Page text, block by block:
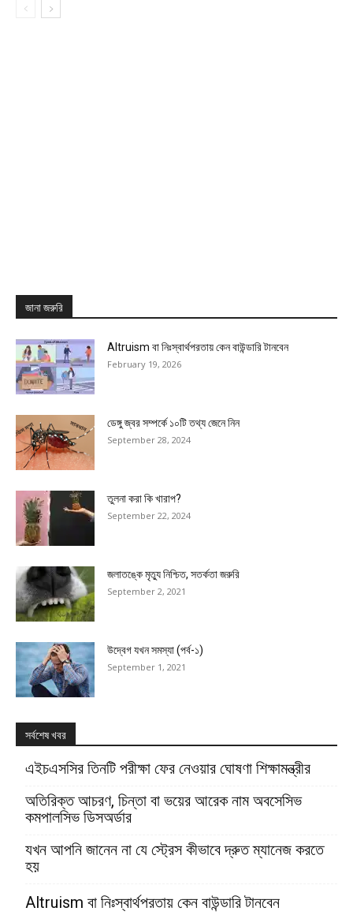
জানা জরুরি
Altruism বা নিঃস্বার্থপরতায় কেন বাউন্ডারি টানবেন
February 19, 2026
ডেঙ্গু জ্বর সম্পর্কে ১০টি তথ্য জেনে নিন
September 28, 2024
তুলনা করা কি খারাপ?
September 22, 2024
জলাতঙ্কে মৃত্যু নিশ্চিত, সতর্কতা জরুরি
September 2, 2021
উদ্বেগ যখন সমস্যা (পর্ব-১)
September 1, 2021
সর্বশেষ খবর
এইচএসসির তিনটি পরীক্ষা ফের নেওয়ার ঘোষণা শিক্ষামন্ত্রীর
অতিরিক্ত আচরণ, চিন্তা বা ভয়ের আরেক নাম অবসেসিভ
কমপালসিভ ডিসঅর্ডার
যখন আপনি জানেন না যে স্ট্রেস কীভাবে দ্রুত ম্যানেজ করতে
হয়
Altruism বা নিঃস্বার্থপরতায় কেন বাউন্ডারি টানবেন